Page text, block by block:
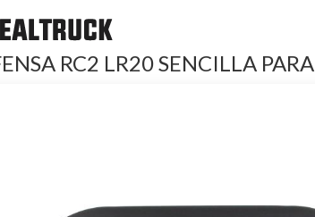
RC2 LR20 SENCILLA